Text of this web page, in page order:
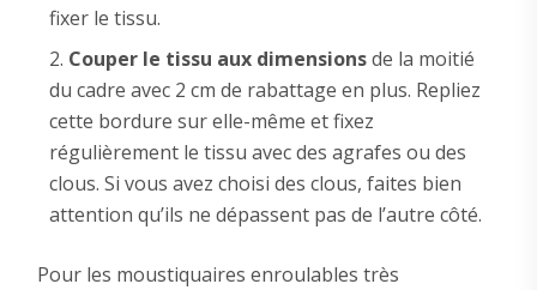
fixer le tissu.
Couper le tissu aux dimensionsde la moitié
du cadre avec 2 cm de rabattage en plus. Repliez
cette bordure sur elle-même et fixez
régulièrement le tissu avec des agrafes ou des
clous. Si vous avez choisi des clous, faites bien
attention qu’ils ne dépassent pas de l’autre côté.
Pour les moustiquaires enroulables très